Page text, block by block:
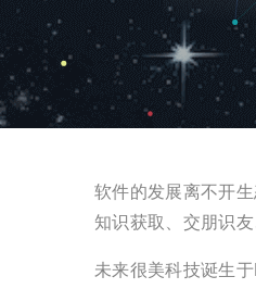
软件的发展离不开
知识获取、交朋识
未来很美科技诞生